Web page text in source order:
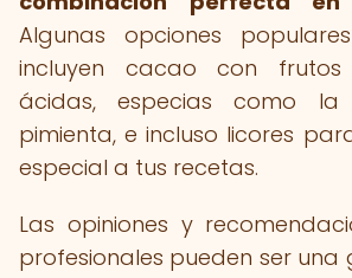
Algunas opciones
incluyen cacao con frutos
ácidas, especias como
pimienta, e incluso licores
especial a tus recetas.
Las opiniones y
profesionales pueden ser una